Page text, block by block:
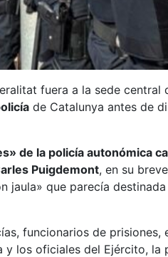
fuera a la sede central
de Catalunya antes de
de la policía autonómica
Puigdemont, en su
que parecía
funcionarios de prisiones,
los oficiales del Ejército,